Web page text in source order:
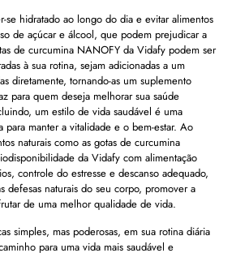
se hidratado ao longo do dia e evitar alimentos
de açúcar e álcool, que podem prejudicar a
de curcumina NANOFY da Vidafy podem ser
à sua rotina, sejam adicionadas a um
diretamente, tornando-as um suplemento
para quem deseja melhorar sua saúde
um estilo de vida saudável é uma
para manter a vitalidade e o bem-estar. Ao
naturais como as gotas de curcumina
da Vidafy com alimentação
controle do estresse e descanso adequado,
defesas naturais do seu corpo, promover a
de uma melhor qualidade de vida.
simples, mas poderosas, em sua rotina diária
para uma vida mais saudável e